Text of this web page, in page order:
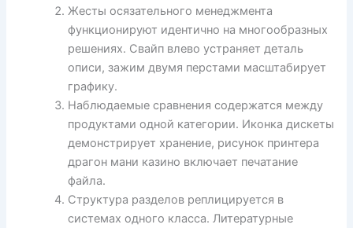
Жесты осязательного менеджмента
функционируют идентично на многообразных
решениях. Свайп влево устраняет деталь
описи, зажим двумя перстами масштабирует
графику.
Наблюдаемые сравнения содержатся между
продуктами одной категории. Иконка дискеты
демонстрирует хранение, рисунок принтера
драгон мани казино включает печатание
файла.
Структура разделов реплицируется в
системах одного класса. Литературные